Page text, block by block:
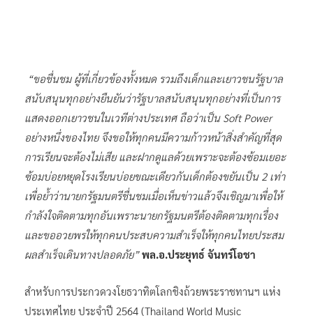
“ขอชื่นชม ผู้ที่เกี่ยวข้องทั้งหมด รวมถึงเด็กและเยาวชนรัฐบาล
สนับสนุนทุกอย่างยืนยันว่ารัฐบาลสนับสนุนทุกอย่างที่เป็นการ
แสดงออกเยาวชนในเวทีต่างประเทศ ถือว่าเป็น Soft Power
อย่างหนึ่งของไทย จึงขอให้ทุกคนมีความก้าวหน้าสิ่งสำคัญที่สุด
การเรียนจะต้องไม่เสีย และฝากดูแลด้วยเพราะจะต้องซ้อมเยอะ
ซ้อมบ่อยหยุดโรงเรียนบ่อยขณะเดียวกันเด็กต้องขยันเป็น 2 เท่า
เพื่อย้ำว่านายกรัฐมนตรีชื่นชมเมื่อเห็นข่าวแล้วจึงเชิญมาเพื่อให้
กำลังใจติดตามทุกอันเพราะนายกรัฐมนตรีต้องติดตามทุกเรื่อง
และขออวยพรให้ทุกคนประสบความสำเร็จให้ทุกคนไทยประสม
ผลสำเร็จเดินทางปลอดภัย”พล.อ.ประยุทธ์ จันทร์โอชา
สำหรับการประกวดวงโยธวาทิตโลกชิงถ้วยพระราชทานฯ แห่ง
ประเทศไทย ประจำปี 2564 (Thailand World Music